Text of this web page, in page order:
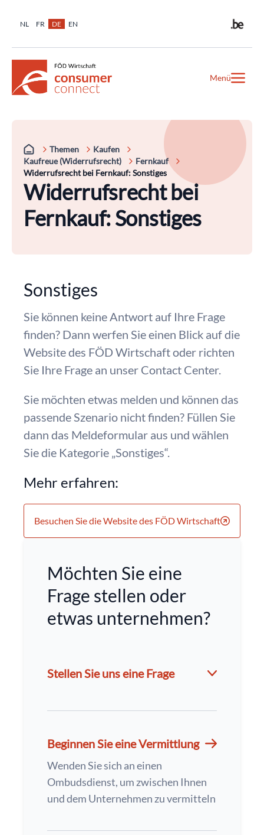
NL FR DE EN
Menü
Themen
Kaufen
Kaufreue (Widerrufsrecht)
Fernkauf
Widerrufsrecht bei Fernkauf: Sonstiges
Widerrufsrecht bei
Fernkauf: Sonstiges
Sonstiges
Sie können keine Antwort auf Ihre Frage
finden? Dann werfen Sie einen Blick auf die
Website des FÖD Wirtschaft oder richten
Sie Ihre Frage an unser Contact Center.
Sie möchten etwas melden und können das
passende Szenario nicht finden? Füllen Sie
dann das Meldeformular aus und wählen
Sie die Kategorie „Sonstiges“.
Mehr erfahren:
Besuchen Sie die Website des FÖD Wirtschaft
Möchten Sie eine
Frage stellen oder
etwas unternehmen?
Stellen Sie uns eine Frage
Beginnen Sie eine Vermittlung
Wenden Sie sich an einen
Ombudsdienst, um zwischen Ihnen
und dem Unternehmen zu vermitteln